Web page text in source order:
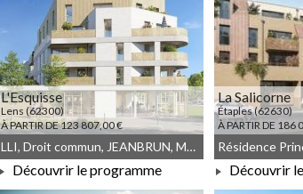
L'Esquisse
Lens (62300)
À PARTIR DE 123 807,00 €
LLI, Droit commun, JEANBRUN, Meublé non géré, LLI_JEANBRUN
Découvrir le programme
La Salicorne
Étaples (62630)
À PARTIR DE 186
Découvrir